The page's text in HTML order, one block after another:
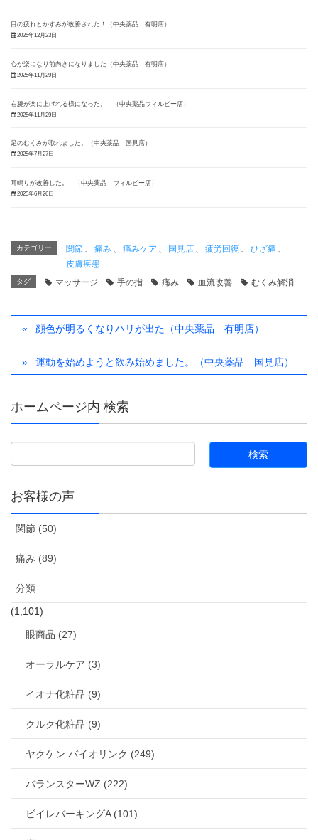
目の疲れとかすみが改善された！（中央薬品 有明店）
2025年12月23日
心が楽になり前向きになりました（中央薬品 有明店）
2025年11月29日
右腕が楽に上げれる様になった。 （中央薬品ウィルビー店）
2025年11月29日
足のむくみが取れました。（中央薬品 国見店）
2025年7月27日
耳鳴りが改善した。 （中央薬品 ウィルビー店）
2025年6月26日
カテゴリー 関節 、 痛み 、 痛みケア 、 国見店 、 疲労回復 、 ひざ痛 、
皮膚疾患
タグ マッサージ 手の指 痛み 血流改善 むくみ解消
顔色が明るくなりハリが出た（中央薬品 有明店）
運動を始めようと飲み始めました。（中央薬品 国見店）
ホームページ内 検索
お客様の声
関節 (50)
痛み (89)
分類
(1,101)
眼商品 (27)
オーラルケア (3)
イオナ化粧品 (9)
クルク化粧品 (9)
ヤクケン バイオリンク (249)
バランスターWZ (222)
ビイレバーキングA (101)